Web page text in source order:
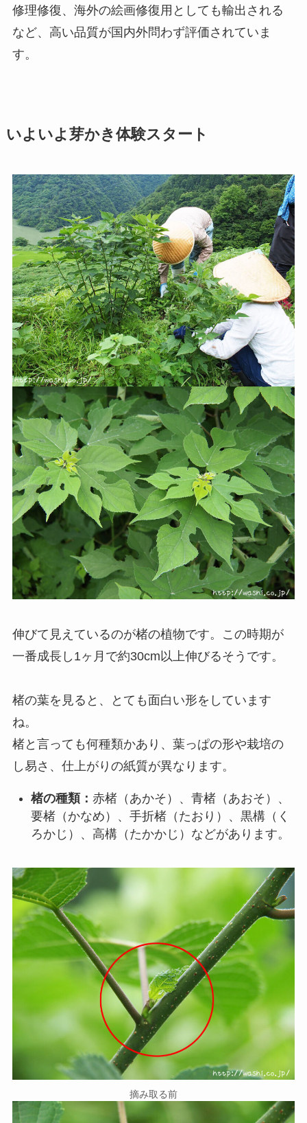
修理修復、海外の絵画修復用としても輸出される
など、高い品質が国内外問わず評価されていま
す。
いよいよ芽かき体験スタート
伸びて見えているのが楮の植物です。この時期が
一番成長し1ヶ月で約30cm以上伸びるそうです。
楮の葉を見ると、とても面白い形をしています
ね。
楮と言っても何種類かあり、葉っぱの形や栽培の
し易さ、仕上がりの紙質が異なります。
楮の種類： 赤楮（あかそ）、青楮（あおそ）、
要楮（かなめ）、手折楮（たおり）、黒構（く
ろかじ）、高構（たかかじ）などがあります。
摘み取る前